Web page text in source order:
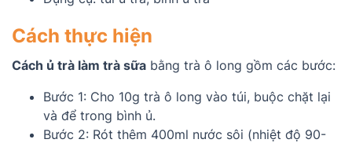
Cách thực hiện
Cách ủ trà làm trà sữa bằng trà ô long gồm các bước:
Bước 1: Cho 10g trà ô long vào túi, buộc chặt lại
và để trong bình ủ.
Bước 2: Rót thêm 400ml nước sôi (nhiệt độ 90-